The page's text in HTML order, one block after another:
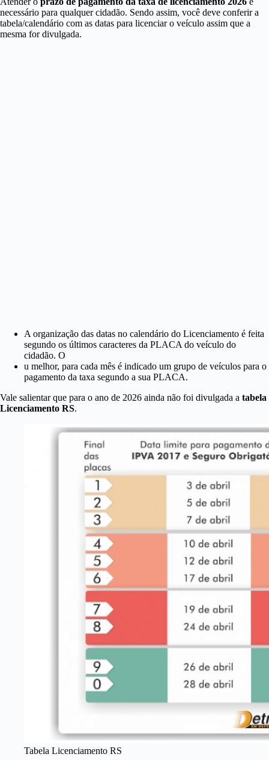
necessário para qualquer cidadão. Sendo assim, você deve conferir a
tabela/calendário com as datas para licenciar o veículo assim que a
mesma for divulgada.
A organização das datas no calendário do Licenciamento é feita
segundo os últimos caracteres da PLACA do veículo do
cidadão. O
u melhor, para cada mês é indicado um grupo de veículos para o
pagamento da taxa segundo a sua PLACA.
Vale salientar que para o ano de 2026 ainda não foi divulgada a tabela
Licenciamento RS.
Tabela Licenciamento RS